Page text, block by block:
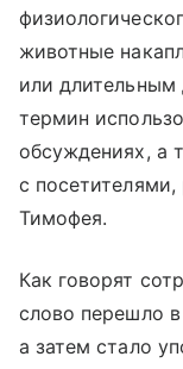
животные
или
термин
обсуждениях, а
с
Тимофея.
Как говорят
слово перешло
а затем стало